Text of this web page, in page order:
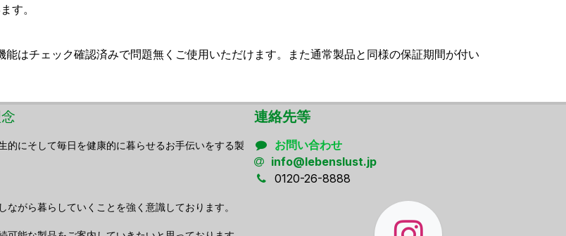
す。
はチェック確認済みで問題無くご使用いただけます。また通常製品と同様の保証期間が付い
的にそして毎日を健康的に暮らせるお手伝いをする製
ながら暮らしていくことを強く意識しております。
連絡先等
お問い合わせ
info@lebenslust.jp
0120-26-8888